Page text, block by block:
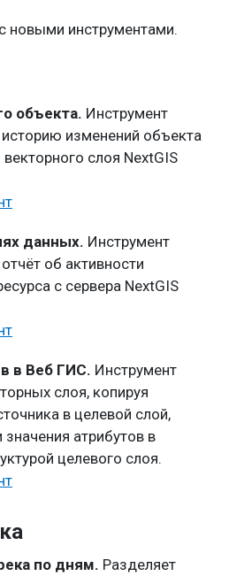
новыми инструментами.
объекта. Инструмент
историю изменений объекта
слоя NextGIS
данных. Инструмент
об активности
с сервера NextGIS
в Веб ГИС. Инструмент
слоя, копируя
в целевой слой,
атрибутов в
целевого слоя.
по дням. Разделяет